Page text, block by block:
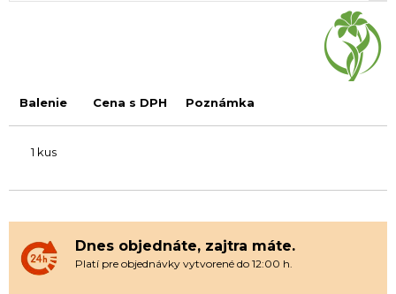
Balenie Cena s DPH Poznámka
1 kus
Dnes objednáte, zajtra máte.
Platí pre objednávky vytvorené do 12:00 h.